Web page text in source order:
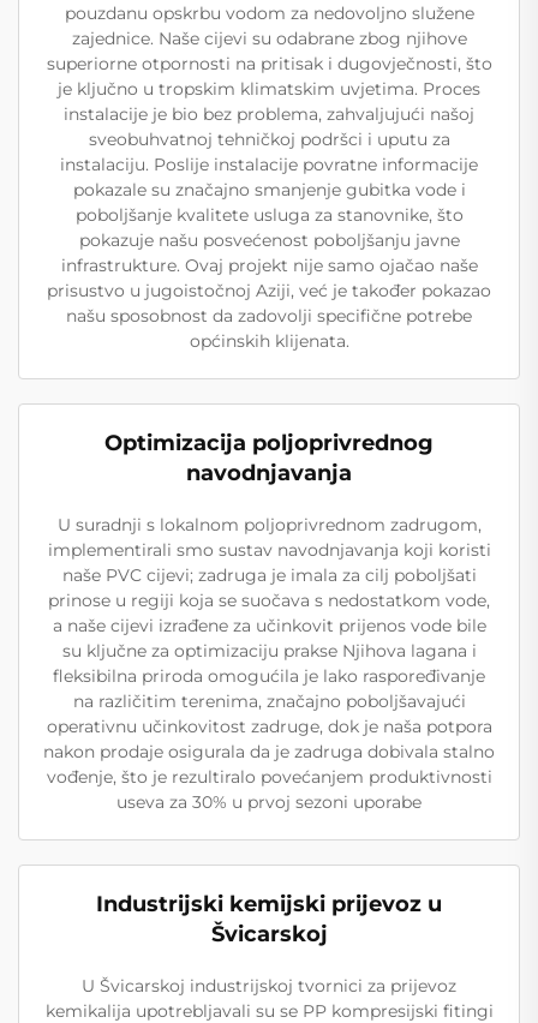
pouzdanu opskrbu vodom za nedovoljno služene
zajednice. Naše cijevi su odabrane zbog njihove
superiorne otpornosti na pritisak i dugovječnosti, što
je ključno u tropskim klimatskim uvjetima. Proces
instalacije je bio bez problema, zahvaljujući našoj
sveobuhvatnoj tehničkoj podršci i uputu za
instalaciju. Poslije instalacije povratne informacije
pokazale su značajno smanjenje gubitka vode i
poboljšanje kvalitete usluga za stanovnike, što
pokazuje našu posvećenost poboljšanju javne
infrastrukture. Ovaj projekt nije samo ojačao naše
prisustvo u jugoistočnoj Aziji, već je također pokazao
našu sposobnost da zadovolji specifične potrebe
općinskih klijenata.
Optimizacija poljoprivrednog
navodnjavanja
U suradnji s lokalnom poljoprivrednom zadrugom,
implementirali smo sustav navodnjavanja koji koristi
naše PVC cijevi; zadruga je imala za cilj poboljšati
prinose u regiji koja se suočava s nedostatkom vode,
a naše cijevi izrađene za učinkovit prijenos vode bile
su ključne za optimizaciju prakse Njihova lagana i
fleksibilna priroda omogućila je lako raspoređivanje
na različitim terenima, značajno poboljšavajući
operativnu učinkovitost zadruge, dok je naša potpora
nakon prodaje osigurala da je zadruga dobivala stalno
vođenje, što je rezultiralo povećanjem produktivnosti
useva za 30% u prvoj sezoni uporabe
Industrijski kemijski prijevoz u
Švicarskoj
U Švicarskoj industrijskoj tvornici za prijevoz
kemikalija upotrebljavali su se PP kompresijski fitingi